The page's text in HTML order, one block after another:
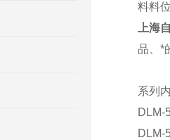
料料
上海
品、*
系列
DLM-
DLM-